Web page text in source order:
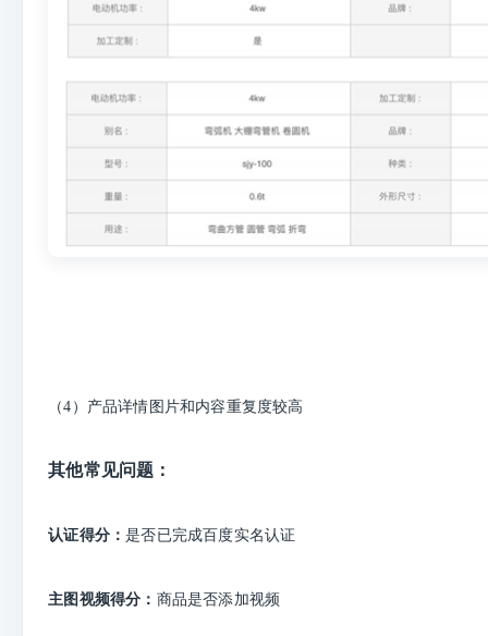
（4）产品详情图片和内容重复度较高
其他常见问题：
认证得分：是否已完成百度实名认证
主图视频得分： 商品是否添加视频